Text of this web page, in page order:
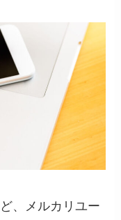
、メルカリユー